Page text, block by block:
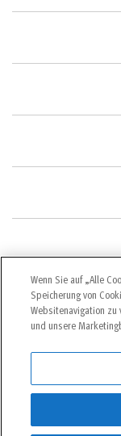
Wenn Sie auf „Alle
Speicherung von
Websitenavigation
und unsere